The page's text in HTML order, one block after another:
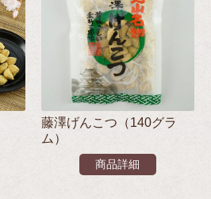
藤澤げんこつ（140グラ
ム）
商品詳細